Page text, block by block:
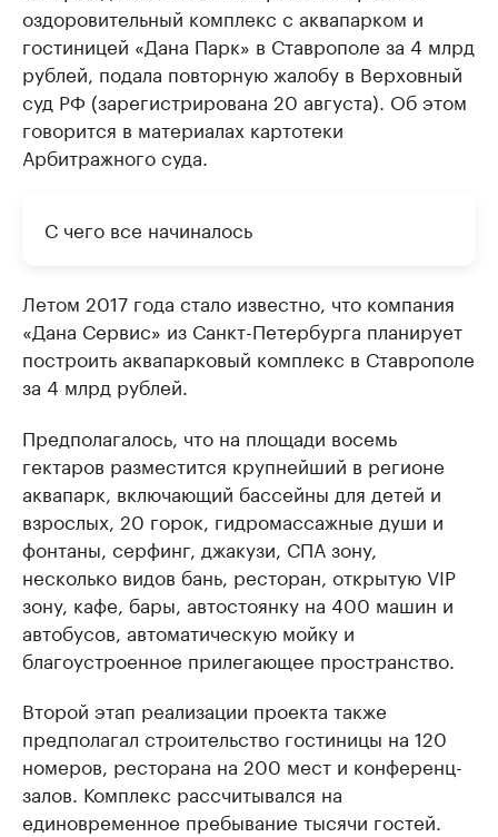
оздоровительный комплекс с аквапарком и
гостиницей «Дана Парк» в Ставрополе за 4 млрд
рублей, подала повторную жалобу в Верховный
суд РФ (зарегистрирована 20 августа). Об этом
говорится в материалах картотеки
Арбитражного суда.
С чего все начиналось
Летом 2017 года стало известно, что компания
«Дана Сервис» из Санкт-Петербурга планирует
построить аквапарковый комплекс в Ставрополе
за 4 млрд рублей.
Предполагалось, что на площади восемь
гектаров разместится крупнейший в регионе
аквапарк, включающий бассейны для детей и
взрослых, 20 горок, гидромассажные души и
фонтаны, серфинг, джакузи, СПА зону,
несколько видов бань, ресторан, открытую VIP
зону, кафе, бары, автостоянку на 400 машин и
автобусов, автоматическую мойку и
благоустроенное прилегающее пространство.
Второй этап реализации проекта также
предполагал строительство гостиницы на 120
номеров, ресторана на 200 мест и конференц-
залов. Комплекс рассчитывался на
единовременное пребывание тысячи гостей.